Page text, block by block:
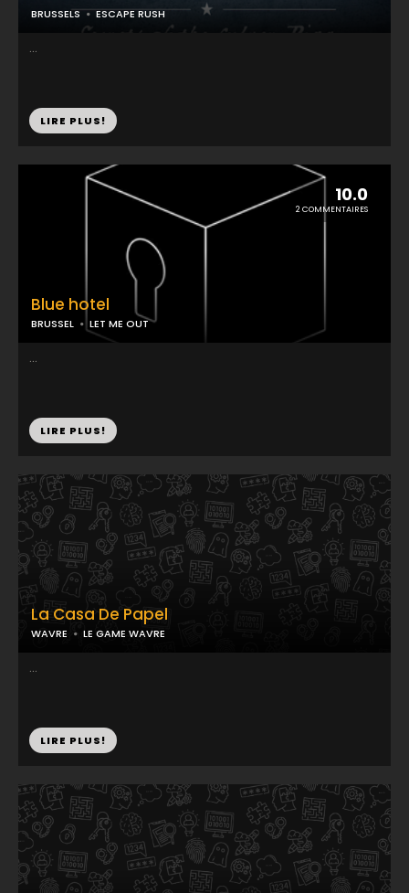
BRUSSELS ESCAPE RUSH
...
LIRE PLUS!
10.0
2 COMMENTAIRES
Blue hotel
BRUSSEL LET ME OUT
...
LIRE PLUS!
La Casa De Papel
WAVRE LE GAME WAVRE
...
LIRE PLUS!